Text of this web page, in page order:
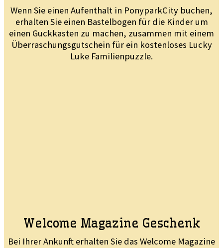
Wenn Sie einen Aufenthalt in PonyparkCity buchen,
erhalten Sie einen Bastelbogen für die Kinder um
einen Guckkasten zu machen, zusammen mit einem
Überraschungsgutschein für ein kostenloses Lucky
Luke Familienpuzzle.
Welcome Magazine Geschenk
Bei Ihrer Ankunft erhalten Sie das Welcome Magazine